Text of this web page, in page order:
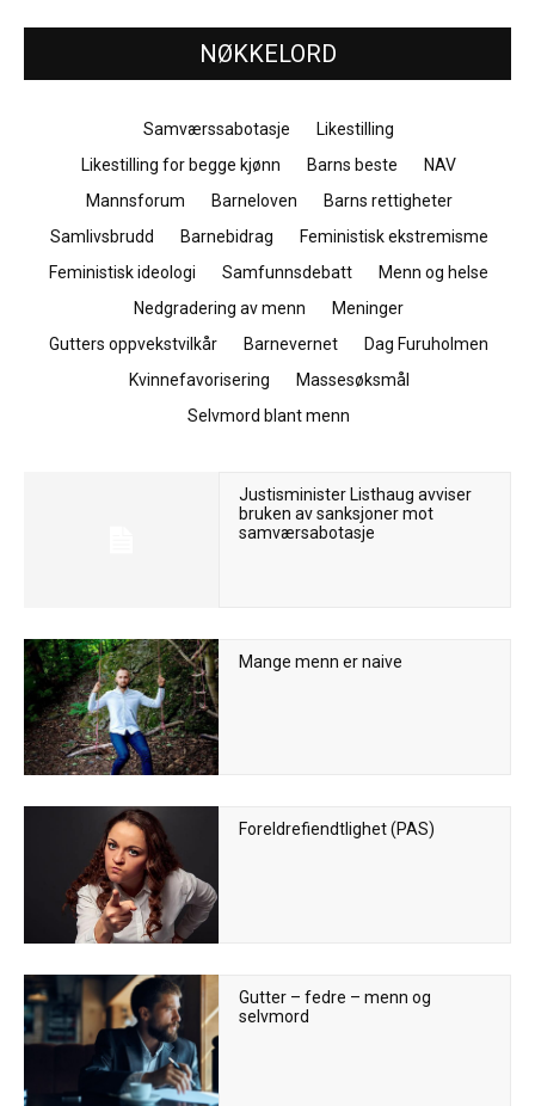
NØKKELORD
Samværssabotasje
Likestilling
Likestilling for begge kjønn
Barns beste
NAV
Mannsforum
Barneloven
Barns rettigheter
Samlivsbrudd
Barnebidrag
Feministisk ekstremisme
Feministisk ideologi
Samfunnsdebatt
Menn og helse
Nedgradering av menn
Meninger
Gutters oppvekstvilkår
Barnevernet
Dag Furuholmen
Kvinnefavorisering
Massesøksmål
Selvmord blant menn
Justisminister Listhaug avviser
bruken av sanksjoner mot
samværsabotasje
Mange menn er naive
Foreldrefiendtlighet (PAS)
Gutter – fedre – menn og
selvmord